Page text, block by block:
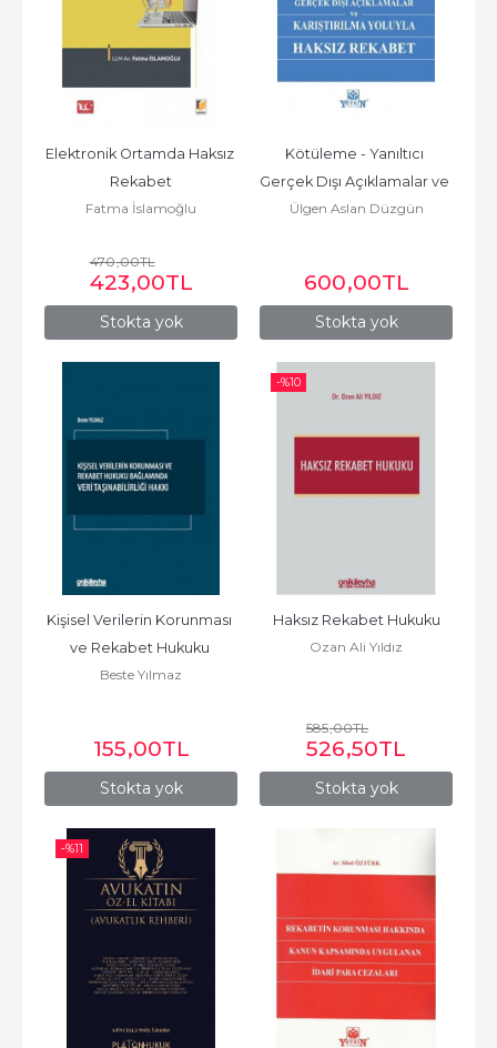
Stokta yok
Elektronik Ortamda Haksız
Rekabet
Fatma İslamoğlu
470,00TL
423,00TL
Stokta yok
Kötüleme - Yanıltıcı
Gerçek Dışı Açıklamalar ve
Karşılaştırılma Yoluyla...
Ülgen Aslan Düzgün
600,00TL
Stokta yok
Kişisel Verilerin Korunması
ve Rekabet Hukuku
Bağlamında Veri...
Beste Yılmaz
155,00TL
-%10
Stokta yok
Haksız Rekabet Hukuku
Ozan Ali Yıldız
585,00TL
526,50TL
-%11